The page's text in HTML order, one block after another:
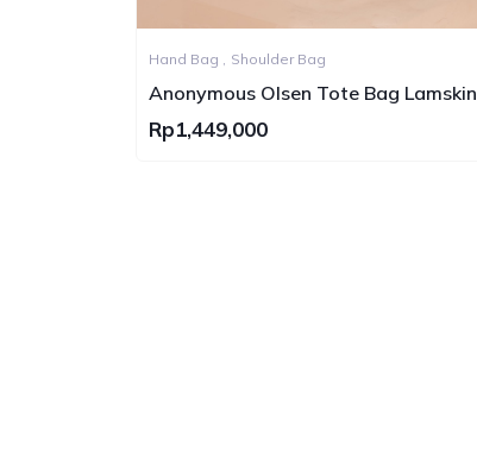
0 sold Hand Bag , Sling Bag
Anonymous Quinra Nylon Bag
Rp630,000